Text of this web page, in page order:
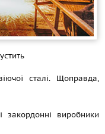
сталі. Щоправда,
виробники